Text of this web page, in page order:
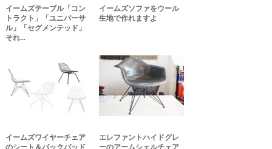
イームズテーブル「コン
トラクト」「ユニバーサ
ル」「セグメンテッド」
それ...
イームズソファをウール
生地で作れますよ
イームズワイヤーチェア
のシート＆バックパッド
エレファントハイドグレ
ーのアームシェルチェア